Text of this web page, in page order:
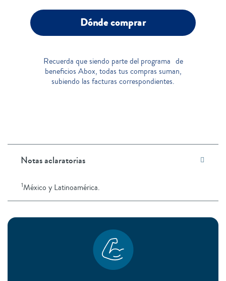
Dónde comprar
Recuerda que siendo parte del programa de
beneficios Abox, todas tus compras suman,
subiendo las facturas correspondientes.
Notas aclaratorias
1México y Latinoamérica.